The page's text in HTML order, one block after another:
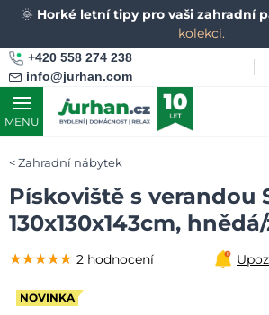
🌞 Horké letní tipy pro vaši zahradní
kolekci.
+420 558 274 238
info@jurhan.com
MENU
Zahradní nábytek
Pískoviště s verandou
130x130x143cm,
NOVINKA
★★★★★
★★★★★
★★★★★ 2 hodnocení